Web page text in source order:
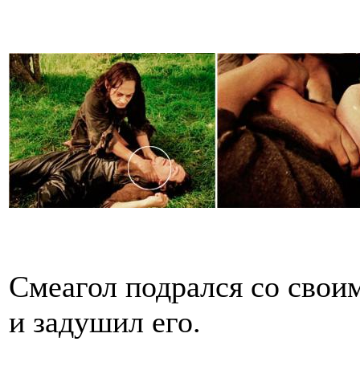
Смеагол подрался со
и задушил его.